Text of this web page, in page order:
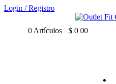
Login /Registro
0 Artículos $ 0 00